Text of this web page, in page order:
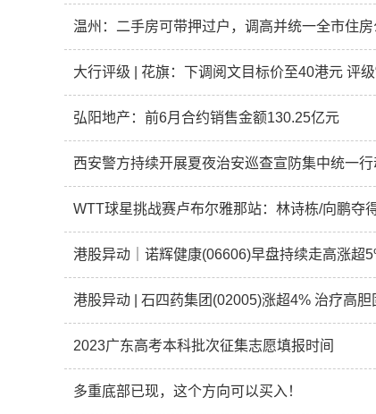
温州：二手房可带押过户，调高并统一全市住
大行评级 | 花旗：下调阅文目标价至40港元 评级
弘阳地产：前6月合约销售金额130.25亿元
西安警方持续开展夏夜治安巡查宣防集中统一行
WTT球星挑战赛卢布尔雅那站：林诗栋/向鹏夺
港股异动 | 石四药集团(02005)涨超4% 治疗高
2023广东高考本科批次征集志愿填报时间
多重底部已现，这个方向可以买入！